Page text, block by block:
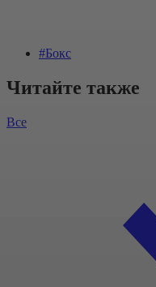
#Бокс
Читайте также
Все